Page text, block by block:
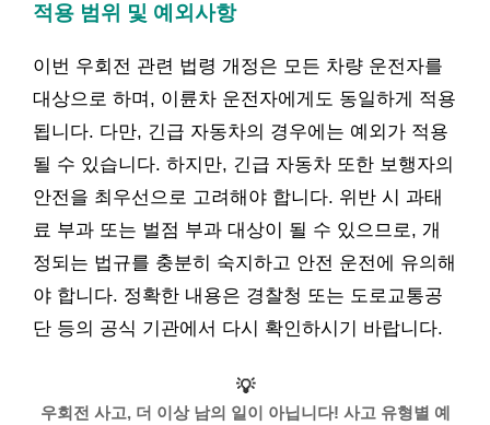
적용 범위 및 예외사항
이번 우회전 관련 법령 개정은 모든 차량 운전자를
대상으로 하며, 이륜차 운전자에게도 동일하게 적용
됩니다. 다만, 긴급 자동차의 경우에는 예외가 적용
될 수 있습니다. 하지만, 긴급 자동차 또한 보행자의
안전을 최우선으로 고려해야 합니다. 위반 시 과태
료 부과 또는 벌점 부과 대상이 될 수 있으므로, 개
정되는 법규를 충분히 숙지하고 안전 운전에 유의해
야 합니다. 정확한 내용은 경찰청 또는 도로교통공
단 등의 공식 기관에서 다시 확인하시기 바랍니다.
💡
우회전 사고, 더 이상 남의 일이 아닙니다! 사고 유형별 예